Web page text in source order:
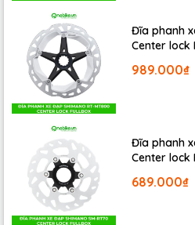
nhanh chân và giày không bị
thời hỗ trợ tăng lực đạp, 1
CAN khi đưa lên có thể kéo
CAN thì chỉ có lực đạp xuống
Đĩa phanh
Center lock
989.000₫
Đĩa phanh
Center lock
689.000₫